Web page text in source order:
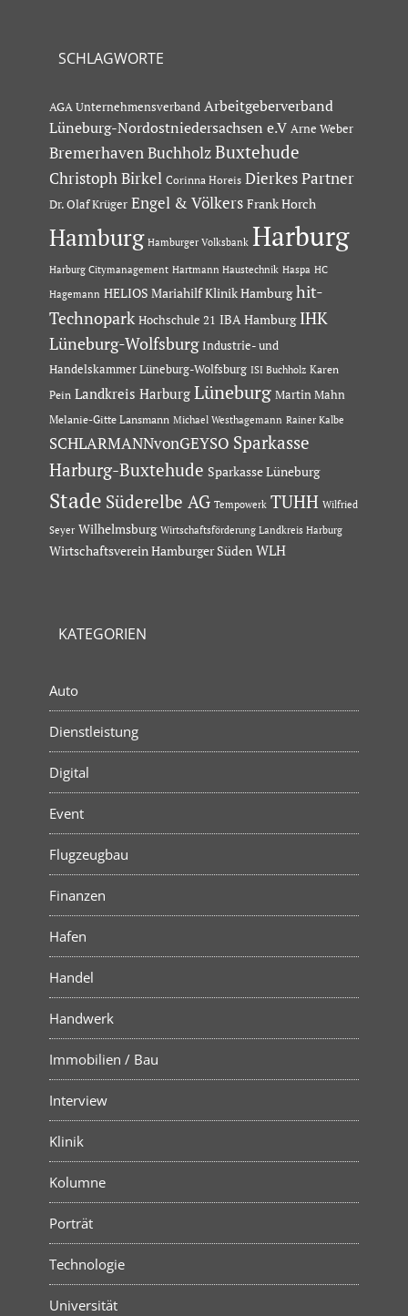
SCHLAGWORTE
AGA Unternehmensverband Arbeitgeberverband
Lüneburg-Nordostniedersachsen e.V Arne Weber
Bremerhaven Buchholz Buxtehude
Christoph Birkel Corinna Horeis Dierkes Partner
Dr. Olaf Krüger Engel & Völkers Frank Horch
Hamburg Hamburger Volksbank Harburg
Harburg Citymanagement Hartmann Haustechnik Haspa HC
Hagemann HELIOS Mariahilf Klinik Hamburg hit-
Technopark Hochschule 21 IBA Hamburg IHK
Lüneburg-Wolfsburg Industrie- und
Handelskammer Lüneburg-Wolfsburg ISI Buchholz Karen
Pein Landkreis Harburg Lüneburg Martin Mahn
Melanie-Gitte Lansmann Michael Westhagemann Rainer Kalbe
SCHLARMANNvonGEYSO Sparkasse
Harburg-Buxtehude Sparkasse Lüneburg
Stade Süderelbe AG Tempowerk TUHH Wilfried
Seyer Wilhelmsburg Wirtschaftsförderung Landkreis Harburg
Wirtschaftsverein Hamburger Süden WLH
KATEGORIEN
Auto
Dienstleistung
Digital
Event
Flugzeugbau
Finanzen
Hafen
Handel
Handwerk
Immobilien / Bau
Interview
Klinik
Kolumne
Porträt
Technologie
Universität